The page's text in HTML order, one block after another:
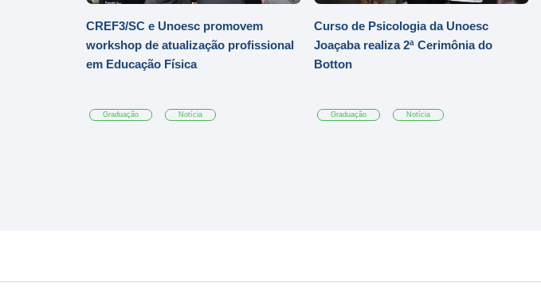
CREF3/SC e Unoesc promovem
workshop de atualização profissional
em Educação Física
Graduação Notícia
Curso de Psicologia da Unoesc
Joaçaba realiza 2ª Cerimônia do
Botton
Graduação Notícia